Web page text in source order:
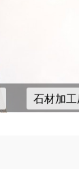
石材加工